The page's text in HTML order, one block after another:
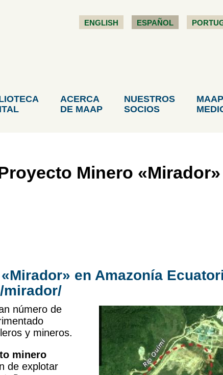
ENGLISH ESPAÑOL
ACERCA
DE MAAP
NUESTROS
SOCIOS
Minero
en Amazonía
mirador/
número de
y mineros.
minero
de explotar